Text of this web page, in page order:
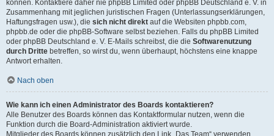
können. Kontaktiere daher nie phpBB Limited oder phpBB Deutschland e. V. in
Zusammenhang mit jeglichen juristischen Fragen (Unterlassungserklärungen,
Haftungsfragen usw.), die sich nicht direkt auf die Websiten phpbb.com,
phpbb.de oder die phpBB-Software selbst beziehen. Falls du phpBB Limited
oder phpBB Deutschland e. V. E-Mails schreibst, die die Softwarenutzung
durch Dritte betreffen, so wirst du, wenn überhaupt, höchstens eine knappe
Antwort erhalten.
Nach oben
Wie kann ich einen Administrator des Boards kontaktieren?
Alle Benutzer des Boards können das Kontaktformular nutzen, wenn die
Funktion durch die Board-Administration aktiviert wurde.
Mitglieder des Boards können zusätzlich den Link „Das Team“ verwenden.